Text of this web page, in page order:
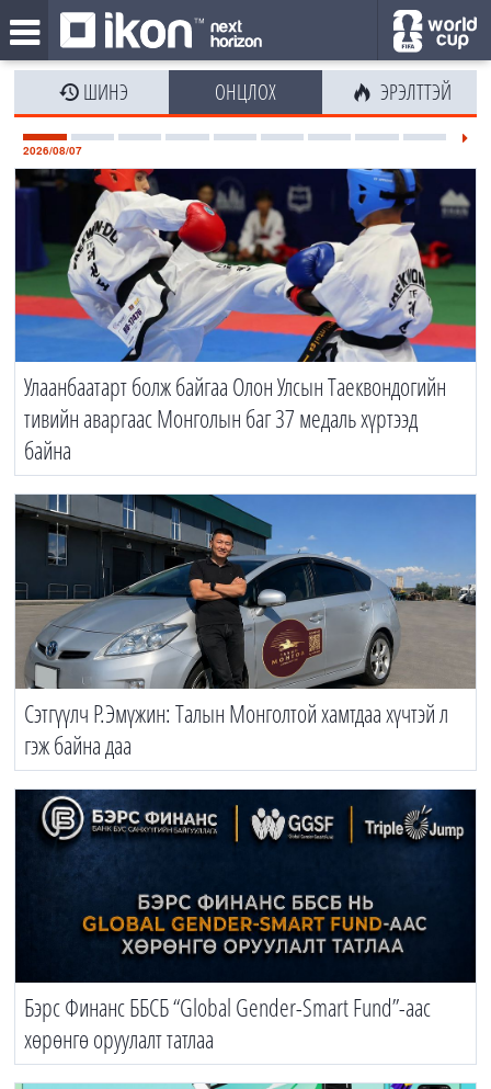
ШИНЭ ОНЦЛОХ ЭРЭЛТТЭЙ
2026/08/07
Улаанбаатарт болж байгаа Олон Улсын Таеквондогийн
тивийн аваргаас Монголын баг 37 медаль хүртээд
байна
Сэтгүүлч Р.Эмүжин: Талын Монголтой хамтдаа хүчтэй л
гэж байна даа
Бэрс Финанс ББСБ “Global Gender-Smart Fund”-аас
хөрөнгө оруулалт татлаа